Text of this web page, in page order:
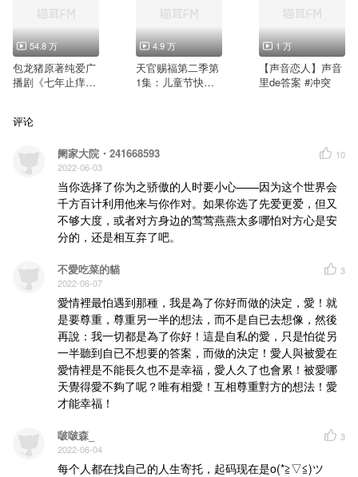
54.8 万
包龙猪原著纯爱广
播剧《七年止痒》
4.9 万
天官赐福第二季第
1集：儿童节快乐T
1 万
【声音恋人】声音
里de答案 #冲突
评论
阑家大院・241668593
2022-06-03
10
当你选择了你为之骄傲的人时要小心——因为这个世界会
千方百计利用他来与你作对。如果你选了先爱更爱，但又
不够大度，或者对方身边的莺莺燕燕太多哪怕对方心是安
分的，还是相互弃了吧。
不愛吃菜的貓
2022-06-07
3
愛情裡最怕遇到那種，我是為了你好而做的決定，愛！就
是要尊重，尊重另一半的想法，而不是自已去想像，然後
再說：我一切都是為了你好！這是自私的愛，只是怕從另
一半聽到自已不想要的答案，而做的決定！愛人與被愛在
愛情裡是不能長久也不是幸福，愛人久了也會累！被愛哪
天覺得愛不夠了呢？唯有相愛！互相尊重對方的想法！愛
才能幸福！
啵啵森_
2022-06-04
3
每个人都在找自己的人生寄托，起码现在是o(*≧▽≦)ツ